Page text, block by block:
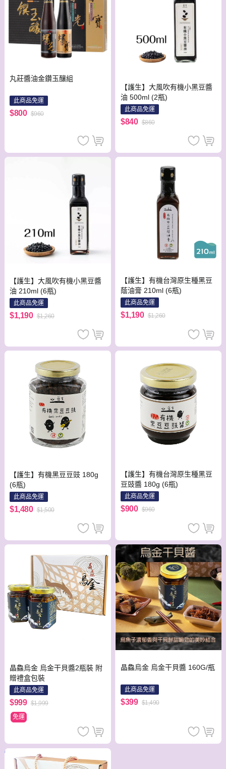
丸莊醬油金鑽玉釀組
此商品免運
$800 $960
【護生】大風吹有機小黑豆醬
油 500ml (2瓶)
此商品免運
$840 $860
【護生】大風吹有機小黑豆醬
油 210ml (6瓶)
此商品免運
$1,190 $1,260
【護生】有機台灣原生種黑豆
蔭油膏 210ml (6瓶)
此商品免運
$1,190 $1,260
【護生】有機黑豆豆豉 180g
(6瓶)
此商品免運
$1,480 $1,500
【護生】有機台灣原生種黑豆
豆豉醬 180g (6瓶)
此商品免運
$900 $960
晶鱻烏金 烏金干貝醬2瓶裝 附
贈禮盒包裝
此商品免運
$999 $1,999
免運
晶鱻烏金 烏金干貝醬 160G/瓶
此商品免運
$399 $1,490